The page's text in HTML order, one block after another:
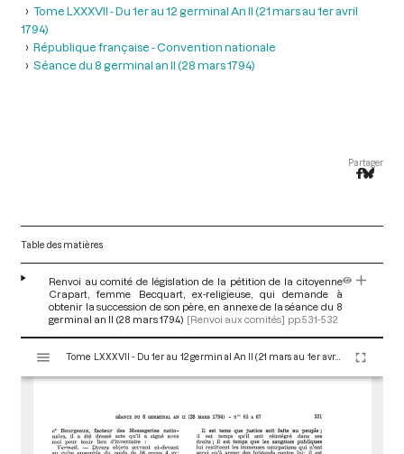
Tome LXXXVII - Du 1er au 12 germinal An II (21 mars au 1er avril
1794)
République française - Convention nationale
Séance du 8 germinal an II (28 mars 1794)
Partager
Table des matières
Renvoi au comité de législation de la pétition de la citoyenne
Crapart, femme Becquart, ex-religieuse, qui demande à
obtenir la succession de son père, en annexe de la séance du 8
germinal an II (28 mars 1794) [Renvoi aux comités] pp.531-532
s